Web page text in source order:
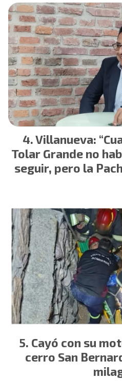
Villanueva:
Tolar Grande no
seguir, pero la
Cayó con su
cerro San